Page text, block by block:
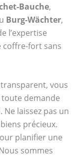
Bauche,
Burg-Wächter,
l’expertise
coffre-fort sans
vous
toute demande
. Ne laissez pas un
précieux.
planifier une
sommes